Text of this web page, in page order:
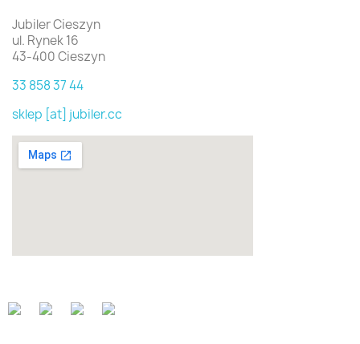
Jubiler Cieszyn
ul. Rynek 16
43-400 Cieszyn
33 858 37 44
sklep [at] jubiler.cc